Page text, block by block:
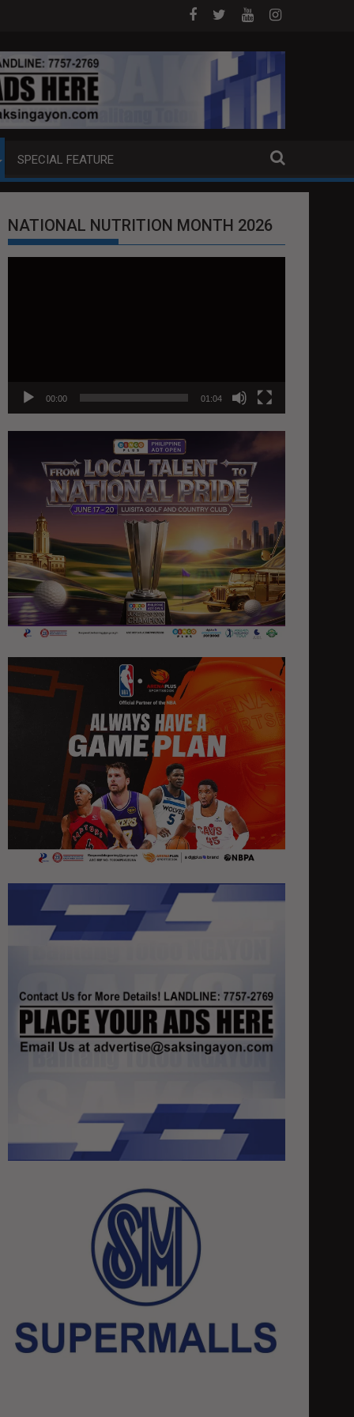
EXTRADITION REQUEST NG U.S. LABAN KAY QUIBOLOY
MAHIGIT P21-M HALAGANG SMUGGLED
SPECIAL FEATURE
NATIONAL NUTRITION MONTH 2026
00:00 01:04